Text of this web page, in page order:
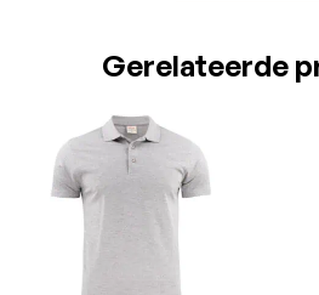
Gerelateerde